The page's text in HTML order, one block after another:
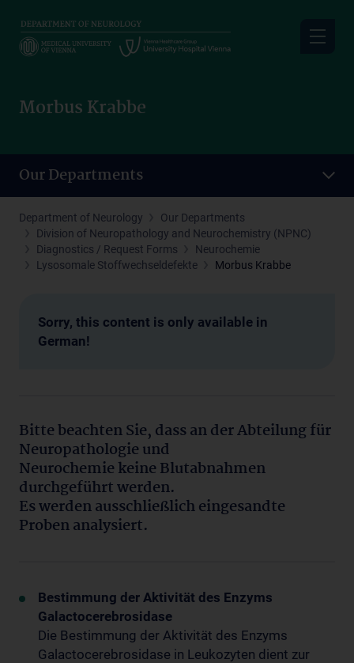
main
Morbus Krabbe
Our Departments
Department of Neurology
Our Departments
Division of Neuropathology and Neurochemistry (NPNC)
Diagnostics / Request Forms
Neurochemie
Lysosomale Stoffwechseldefekte
Morbus Krabbe
Sorry, this content is only available in
German!
Bitte beachten Sie, dass an der Abteilung für
Neuropathologie und
Neurochemie keine Blutabnahmen
durchgeführt werden.
Es werden ausschließlich eingesandte
Proben analysiert.
Bestimmung der Aktivität des Enzyms
Galactocerebrosidase
Die Bestimmung der Aktivität des Enzyms
Galactocerebrosidase in Leukozyten dient zur